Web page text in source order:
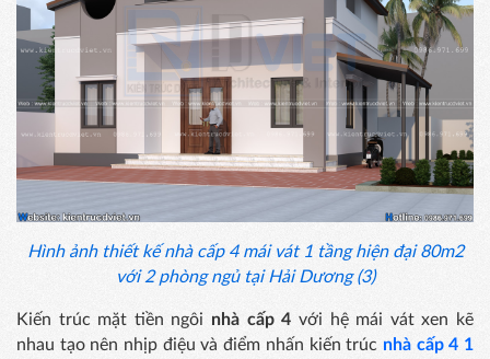
Hình ảnh thiết kế nhà cấp 4 mái vát 1 tầng hiện đại 80m2
với 2 phòng ngủ tại Hải Dương (3)
Kiến trúc mặt tiền ngôi nhà cấp 4 với hệ mái vát xen kẽ
nhau tạo nên nhịp điệu và điểm nhấn kiến trúc nhà cấp 4 1